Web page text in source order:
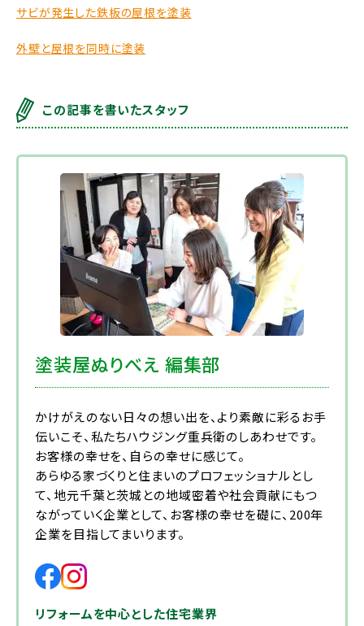
サビが発生した鉄板の屋根を塗装
外壁と屋根を同時に塗装
この記事を書いたスタッフ
塗装屋ぬりべえ 編集部
かけがえのない日々の想い出を、より素敵に彩るお手
伝いこそ、私たちハウジング重兵衛のしあわせです。
お客様の幸せを、自らの幸せに感じて。
あらゆる家づくりと住まいのプロフェッショナルとし
て、地元千葉と茨城との地域密着や社会貢献にもつ
ながっていく企業として、お客様の幸せを礎に、200年
企業を目指してまいります。
リフォームを中心とした住宅業界